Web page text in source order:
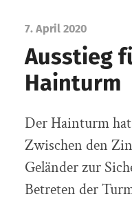
7. April 2020
Ausstieg
Hainturm
Der Hainturm
Zwischen den
Geländer zur
Betreten der